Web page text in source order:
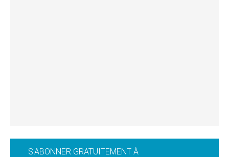
S'ABONNER GRATUITEMENT À